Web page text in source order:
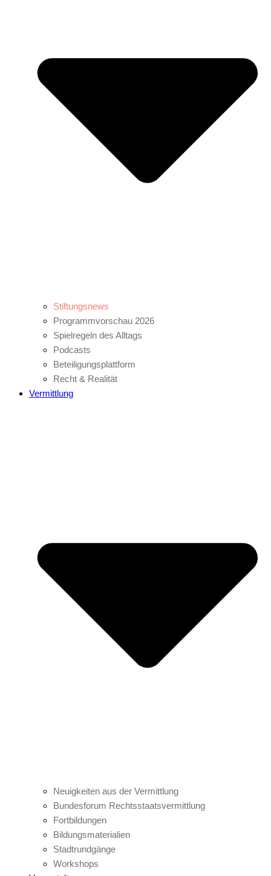
Stiftungsnews
Programmvorschau 2026
Spielregeln des Alltags
Podcasts
Beteiligungsplattform
Recht & Realität
Vermittlung
Neuigkeiten aus der Vermittlung
Bundesforum Rechtsstaatsvermittlung
Fortbildungen
Bildungsmaterialien
Stadtrundgänge
Workshops